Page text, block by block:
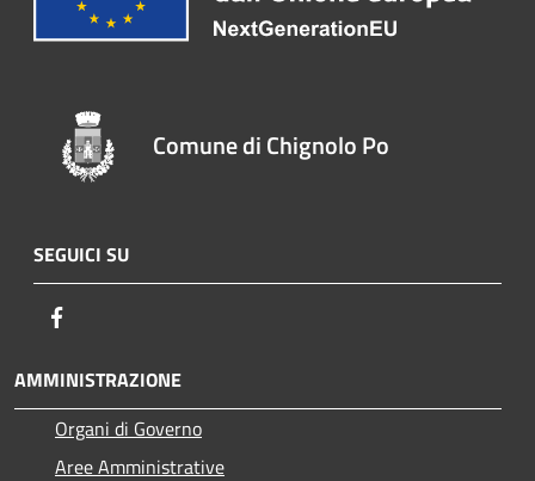
Comune di Chignolo Po
SEGUICI SU
AMMINISTRAZIONE
Organi di Governo
Aree Amministrative